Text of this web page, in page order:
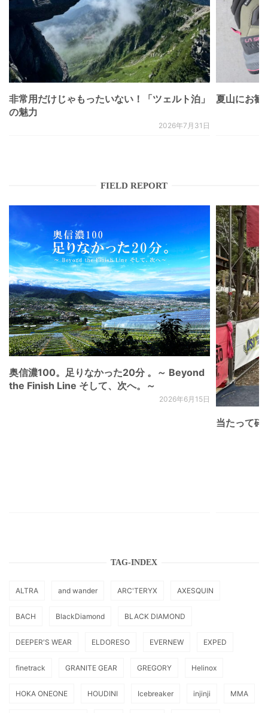
非常用だけじゃもったいない！「ツェルト泊」
の魅力
2026年7月31日
夏山にお
FIELD REPORT
奥信濃100。足りなかった20分 。～ Beyond
the Finish Line そして、次へ。～
2026年6月15日
当たって砕
TAG-INDEX
ALTRA and wander ARC'TERYX AXESQUIN
BACH BlackDiamond BLACK DIAMOND
DEEPER'S WEAR ELDORESO EVERNEW EXPED
finetrack GRANITE GEAR GREGORY Helinox
HOKA ONEONE HOUDINI Icebreaker injinji MMA